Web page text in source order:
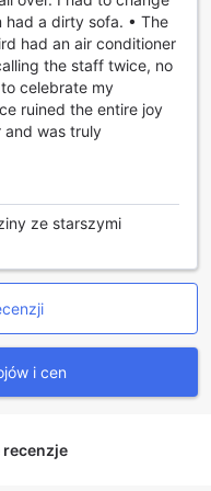
zameldowanie i
procesy związane z
Aparthotel
oferuje swoim
po mieście
przestronnym
łatwe zaparkowanie
że za
opłaty, co
podróży.
z transportu
Aparthotel zapewnia
turystycznych oraz
tym udogodnieniom,
od celu wizyty.
had a dirty sofa. • The
had an air conditioner
the staff twice, no
celebrate my
ruined the entire joy
was truly
ze starszymi
i cen